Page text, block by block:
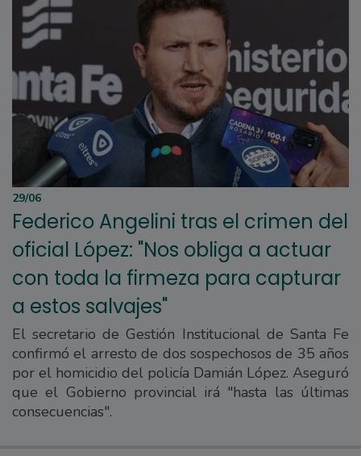
29/06
Federico Angelini tras el crimen del
oficial López: "Nos obliga a actuar
con toda la firmeza para capturar
a estos salvajes"
El secretario de Gestión Institucional de Santa Fe
confirmó el arresto de dos sospechosos de 35 años
por el homicidio del policía Damián López. Aseguró
que el Gobierno provincial irá "hasta las últimas
consecuencias".